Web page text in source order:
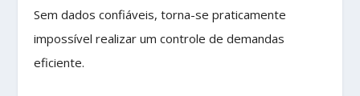
Sem dados confiáveis, torna-se praticamente
impossível realizar um controle de demandas
eficiente.